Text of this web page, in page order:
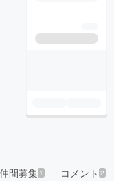
仲間募集 1 コメント2